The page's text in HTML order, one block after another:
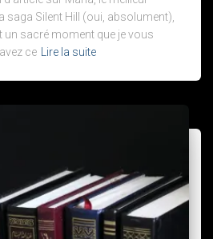
saga Silent Hill (oui, absolument),
un sacré moment que je vous
ce
Lire la suite